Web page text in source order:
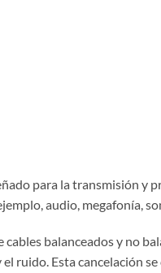
para la transmisión y
audio, megafonía,
balanceados y no
ruido. Esta cancelación